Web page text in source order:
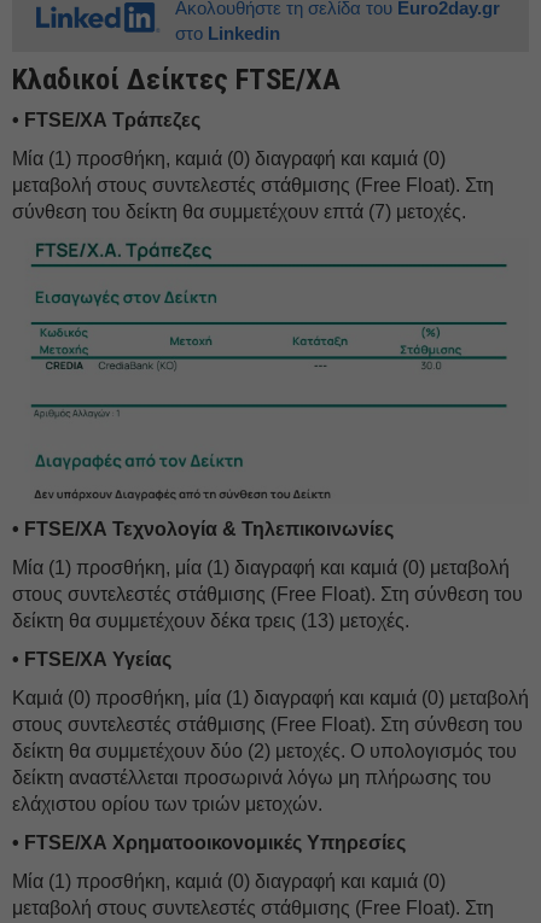
Ακολουθήστε τη σελίδα του Euro2day.gr
στο Linkedin
Κλαδικοί Δείκτες FTSE/XA
• FTSE/ΧΑ Τράπεζες
Μία (1) προσθήκη, καμιά (0) διαγραφή και καμιά (0)
μεταβολή στους συντελεστές στάθμισης (Free Float). Στη
σύνθεση του δείκτη θα συμμετέχουν επτά (7) μετοχές.
• FTSE/ΧΑ Τεχνολογία & Τηλεπικοινωνίες
Μία (1) προσθήκη, μία (1) διαγραφή και καμιά (0) μεταβολή
στους συντελεστές στάθμισης (Free Float). Στη σύνθεση του
δείκτη θα συμμετέχουν δέκα τρεις (13) μετοχές.
• FTSE/ΧΑ Υγείας
Καμιά (0) προσθήκη, μία (1) διαγραφή και καμιά (0) μεταβολή
στους συντελεστές στάθμισης (Free Float). Στη σύνθεση του
δείκτη θα συμμετέχουν δύο (2) μετοχές. Ο υπολογισμός του
δείκτη αναστέλλεται προσωρινά λόγω μη πλήρωσης του
ελάχιστου ορίου των τριών μετοχών.
• FTSE/ΧΑ Χρηματοοικονομικές Υπηρεσίες
Μία (1) προσθήκη, καμιά (0) διαγραφή και καμιά (0)
μεταβολή στους συντελεστές στάθμισης (Free Float). Στη